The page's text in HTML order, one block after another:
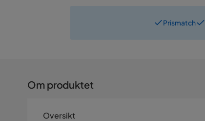
Prismatch
Om produktet
Oversikt